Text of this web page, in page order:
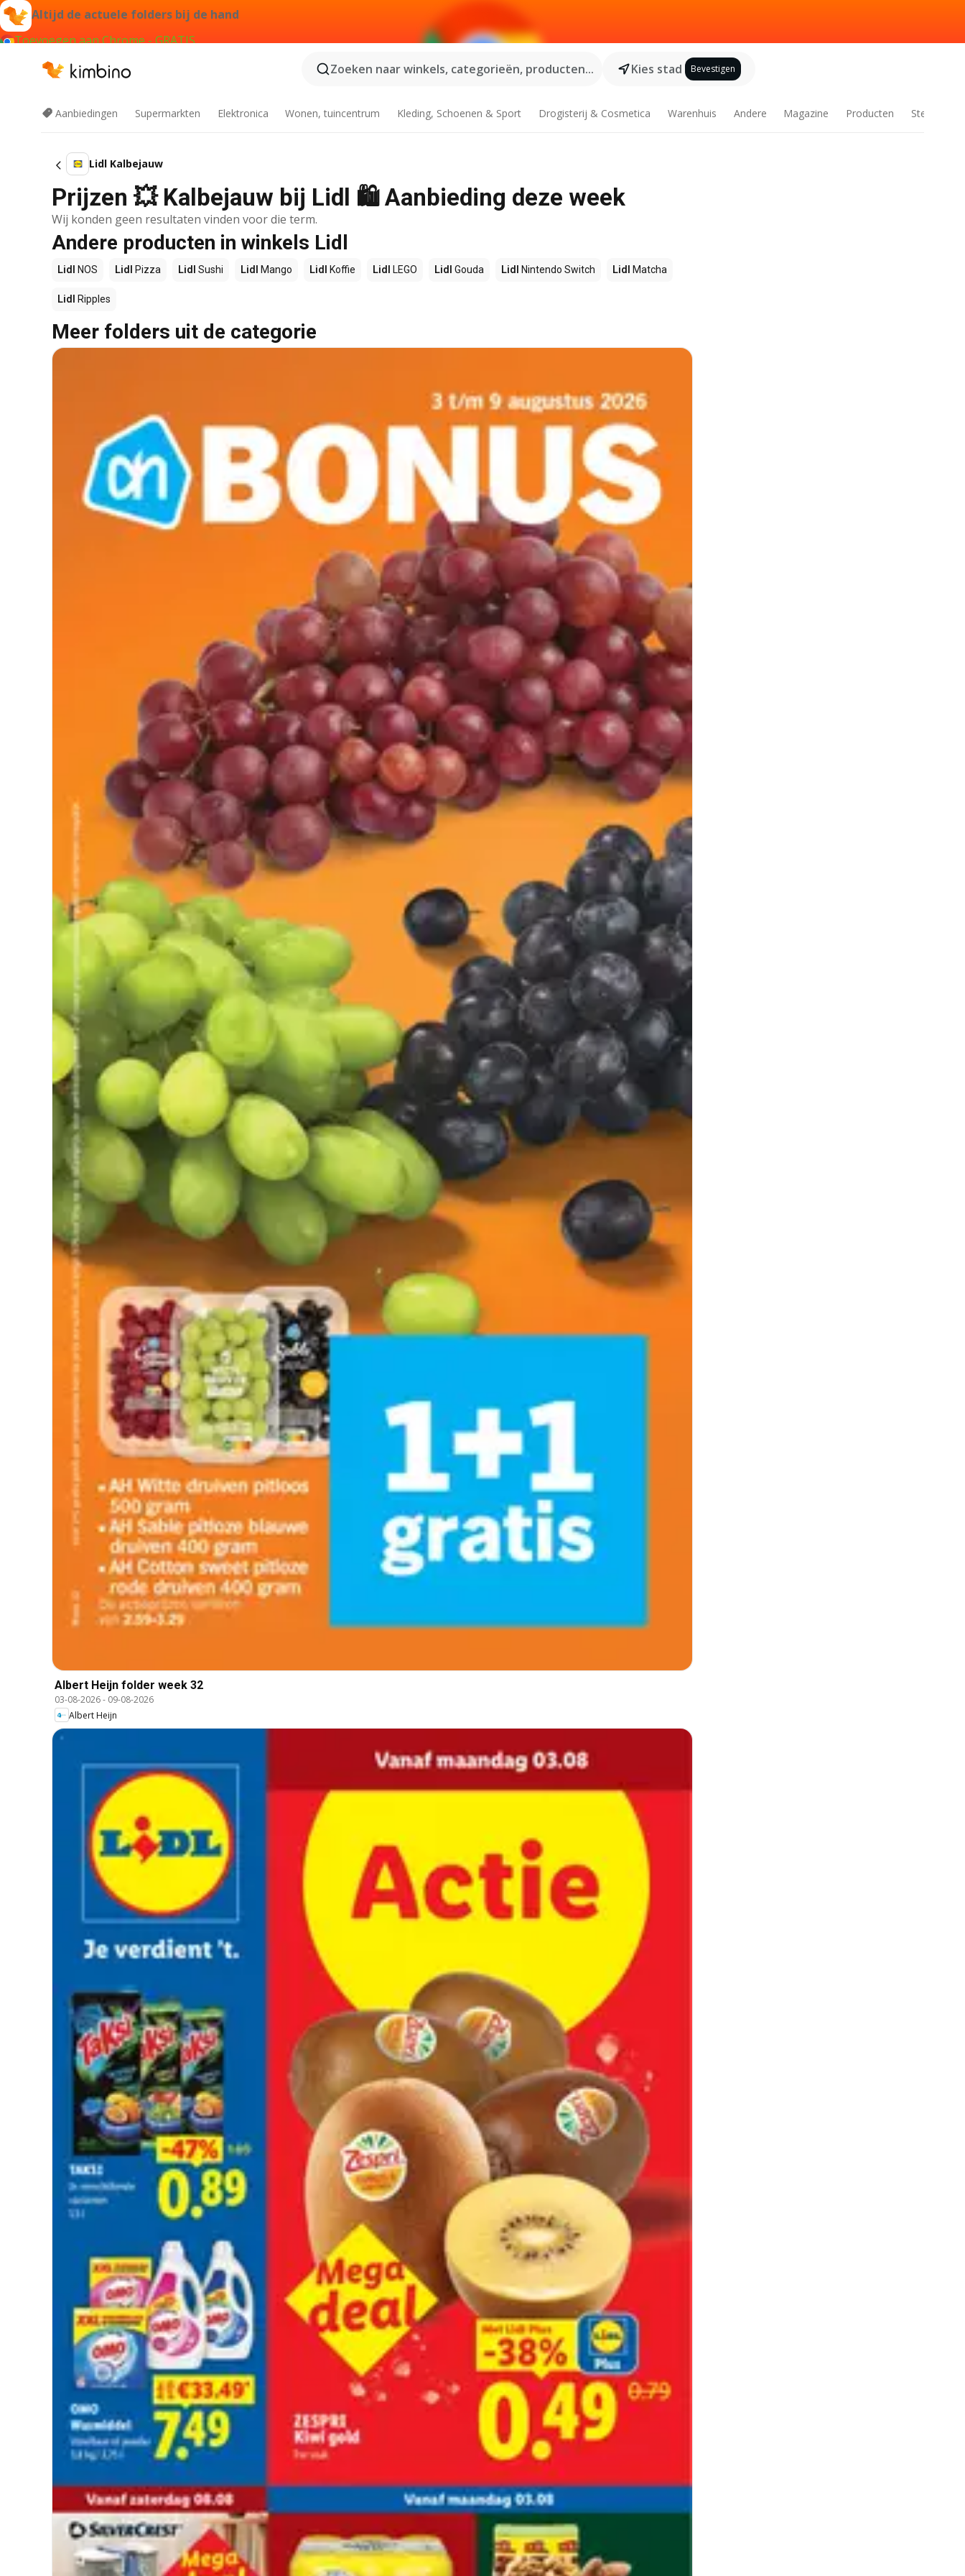
Altijd de actuele folders bij de hand
Toevoegen aan Chrome - GRATIS
Zoeken naar winkels, categorieën, producten...
Kies stad Bevestigen
Aanbiedingen Supermarkten Elektronica Wonen, tuincentrum Kleding, Schoenen & Sport Drogisterij & Cosmetica Warenhuis Andere Magazine Producten Steden
Lidl Kalbejauw
Prijzen 💥 Kalbejauw bij Lidl 🛍️ Aanbieding deze week
Wij konden geen resultaten vinden voor die term.
Andere producten in winkels Lidl
Lidl NOS Lidl Pizza Lidl Sushi Lidl Mango Lidl Koffie Lidl LEGO Lidl Gouda Lidl Nintendo Switch Lidl Matcha
Lidl Ripples
Meer folders uit de categorie
Albert Heijn folder week 32
03-08-2026- 09-08-2026
Albert Heijn